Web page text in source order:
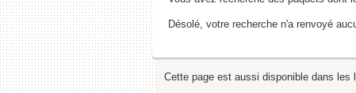
Désolé, votre recherche n'a renvoyé
Cette page est aussi disponible dans les